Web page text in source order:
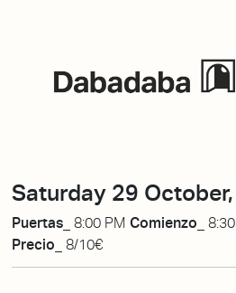
Saturday 29
Puertas_ 8:00 PM Comienzo_
Precio_ 8/10€